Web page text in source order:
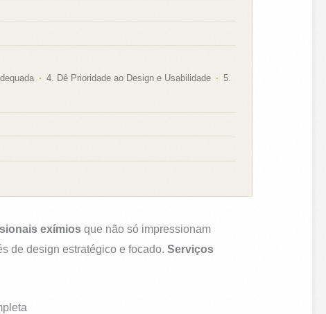
4. Dê Prioridade ao Design e Usabilidade
5.
exímiosque não só impressionam
de design estratégico e focado. Serviços